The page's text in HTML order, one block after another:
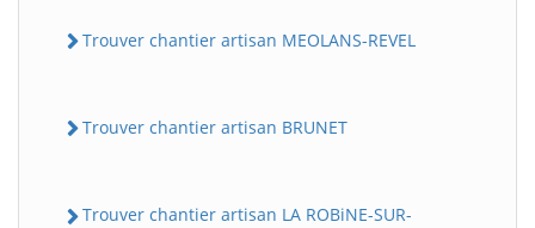
Trouver chantier artisan MEOLANS-REVEL
Trouver chantier artisan BRUNET
Trouver chantier artisan LA ROBiNE-SUR-